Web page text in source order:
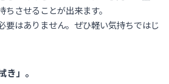
させることが出来ます。
要はありません。ぜひ軽い気持ちではじ
」。